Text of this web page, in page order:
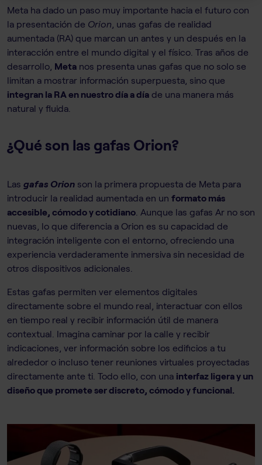
Meta ha dado un paso muy importante hacia el futuro con
la presentación de Orion , unas gafas de realidad
aumentada (RA) que marcan un antes y un después en la
interacción entre el mundo digital y el físico. Tras años de
desarrollo, Meta nos presenta unas gafas que no solo se
limitan a mostrar información superpuesta, sino que
integran la RA en nuestro día a día de una manera más
natural y fluida.
¿Qué son las gafas Orion?
Las gafas Orion son la primera propuesta de Meta para
introducir la realidad aumentada en un formato más
accesible, cómodo y cotidiano . Aunque las gafas Ar no son
nuevas, lo que diferencia a Orion es su capacidad de
integración inteligente con el entorno, ofreciendo una
experiencia verdaderamente inmersiva sin necesidad de
otros dispositivos adicionales.
Estas gafas permiten ver elementos digitales
directamente sobre el mundo real, interactuar con ellos
en tiempo real y recibir información útil de manera
contextual. Imagina caminar por la calle y recibir
indicaciones, ver información sobre los edificios a tu
alrededor o incluso tener reuniones virtuales proyectadas
directamente ante ti. Todo ello, con una interfaz ligera y un
diseño que promete ser discreto, cómodo y funcional.